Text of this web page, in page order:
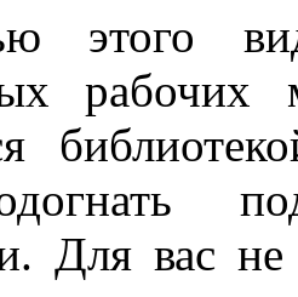
этого
рабочих
Для вас не